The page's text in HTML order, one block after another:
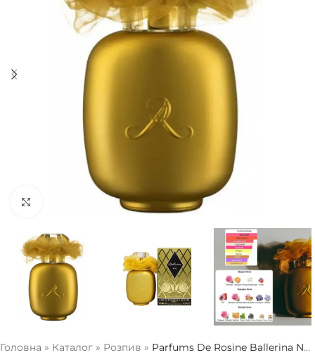
Натисніть, щоб збільшити
Головна » Каталог » Розпив » Parfums De Rosine Ballerina No